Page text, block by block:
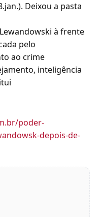
Deixou a pasta
à frente
pelo
ao crime
inteligência
poder-
depois-de-